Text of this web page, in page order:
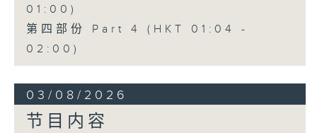
01:00)
第四部份 Part 4 (HKT 01:04 -
02:00)
03/08/2026
节目内容